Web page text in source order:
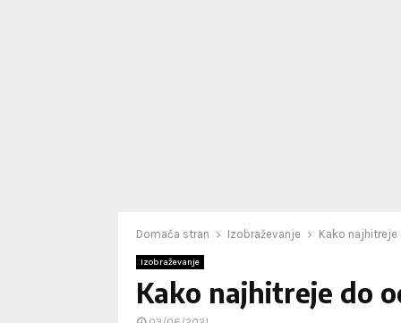
Domača stran Izobraževanje Kako
Izobraževanje
Kako najhitreje do